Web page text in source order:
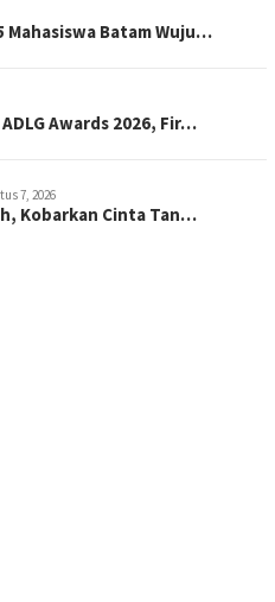
Mahasiswa Batam Wuju…
Awards 2026, Fir…
7, 2026
Kobarkan Cinta Tan…